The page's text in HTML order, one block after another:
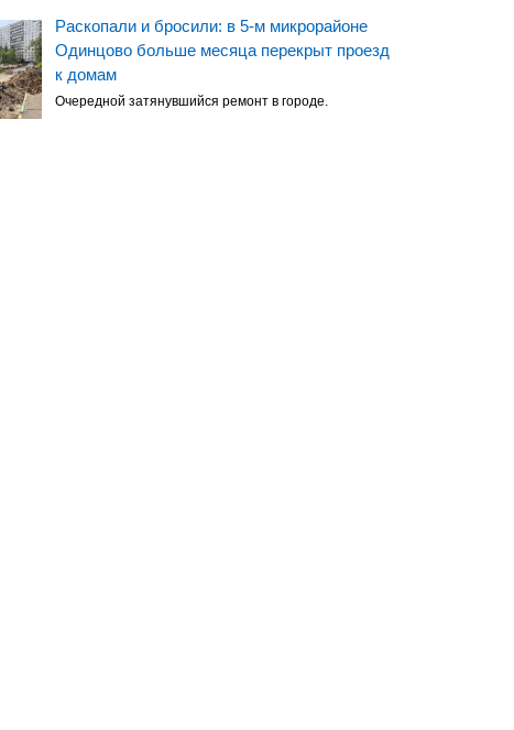
Раскопали и бросили: в 5-м микрорайоне
Одинцово больше месяца перекрыт проезд
к домам
Очередной затянувшийся ремонт в городе.